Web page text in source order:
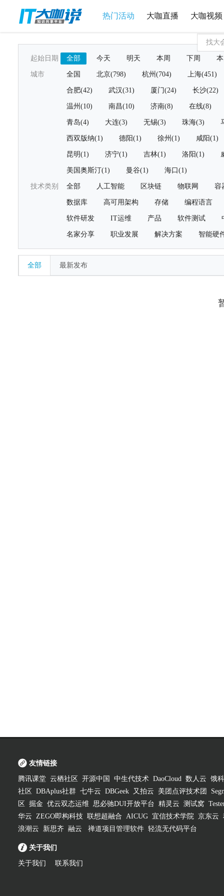
热门活动 大咖直播 大咖视频
起始日期 全部 今天 明天 本周 下周
城市 全国 北京(798) 杭州(704) 上海(451)
合肥(42) 武汉(31) 厦门(24) 长沙(22)
温州(10) 南昌(10) 济南(8) 在线(8)
青岛(4) 大连(3) 无锡(3) 珠海(3)
西双版纳(1) 德阳(1) 徐州(1) 咸阳(1)
昆明(1) 济宁(1) 吉林(1) 洛阳(1)
美国奥斯汀(1) 曼谷(1) 海口(1)
技术类别 全部 人工智能 区块链 物联网 容
数据库 高可用架构 存储 编程语言
软件研发 IT运维 产品 软件测试
名家分享 职业发展 解决方案 智能硬
全部 最新发布
友情链接
腾讯课堂 云栖社区 开源中国 中生代技术 DaoCloud 数人云 饿
社区
DBAplus社群 七牛云 DBGeek 又拍云 美团点评技术团
区
掘金 优云双态运维 思必驰DUI开放平台 精灵云 测试窝
华云 ZEGO即构科技 联想超融合 AICUG 宜信技术学院 京东云
浪潮云
新思齐 融云 禅道项目管理软件 轻流无代码平台
关于我们
关于我们 联系我们